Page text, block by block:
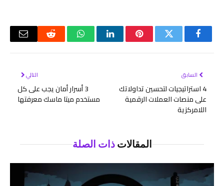
فيسبوكتويتر بينتيريستلينكدإن واتسابرديت
البريد
السابق
4 استراتيجيات لتحسين تداولاتك
على منصات العملات الرقمية
اللامركزية
التالي
3 أسرار أمان يجب على كل
مستخدم ميتا ماسك معرفتها
المقالاتذات الصلة